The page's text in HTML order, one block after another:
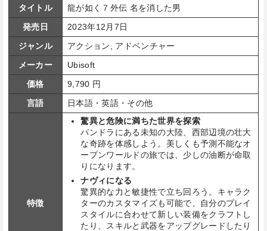
タイトル
龍が如く７外伝 名を消した男
発売日
2023年12月7日
ジャンル
アクション, アドベンチャー
メーカー
Ubisoft
価格
9,790 円
言語
日本語・英語・その他
特徴
驚異と危険に満ちた世界を探索
パンドラにある未知の大陸、西部辺境の壮大
な奇跡を体感しよう。美しくも予測不能なオ
ープンワールドの旅では、少しの油断が命取
りになります。
ナヴィになる
驚異的な力と敏捷性で立ち回ろう。キャラク
ターのカスタマイズも可能で、自分のプレイ
スタイルに合わせて新しい装備をクラフトし
たり、スキルと武器をアップグレードしたり